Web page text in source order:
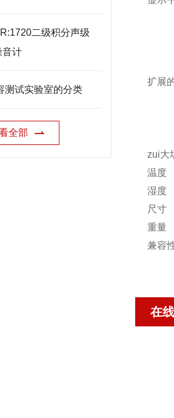
二级积分声级
音计
测试实验室的分类
全部
扩展
zui大
温度
湿度
尺寸
重量
兼容
在